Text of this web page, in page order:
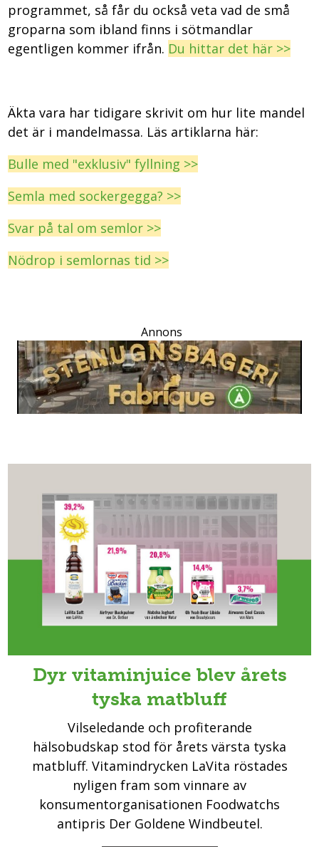
programmet, så får du också veta vad de små
groparna som ibland finns i sötmandlar
egentligen kommer ifrån. Du hittar det här >>
Äkta vara har tidigare skrivit om hur lite mandel
det är i mandelmassa. Läs artiklarna här:
Bulle med "exklusiv" fyllning >>
Semla med sockergegga? >>
Svar på tal om semlor >>
Nödrop i semlornas tid >>
Annons
Dyr vitaminjuice blev årets
tyska matbluff
Vilseledande och profiterande
hälsobudskap stod för årets värsta tyska
matbluff. Vitamindrycken LaVita röstades
nyligen fram som vinnare av
konsumentorganisationen Foodwatchs
antipris Der Goldene Windbeutel.